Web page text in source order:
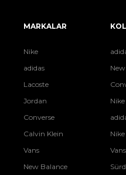
MARKALAR
Nike
adidas
Lacoste
Jordan
Converse
Calvin Klein
Vans
New Balance
Nike